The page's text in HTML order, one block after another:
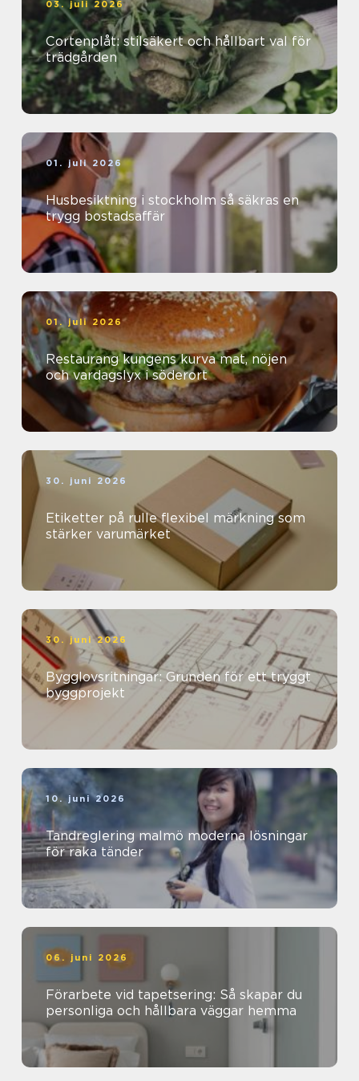
03. juli 2026
Cortenplåt: stilsäkert och hållbart val för
trädgården
01. juli 2026
Husbesiktning i stockholm så säkras en
trygg bostadsaffär
01. juli 2026
Restaurang kungens kurva mat, nöjen
och vardagslyx i söderort
30. juni 2026
Etiketter på rulle flexibel märkning som
stärker varumärket
30. juni 2026
Bygglovsritningar: Grunden för ett tryggt
byggprojekt
10. juni 2026
Tandreglering malmö moderna lösningar
för raka tänder
06. juni 2026
Förarbete vid tapetsering: Så skapar du
personliga och hållbara väggar hemma